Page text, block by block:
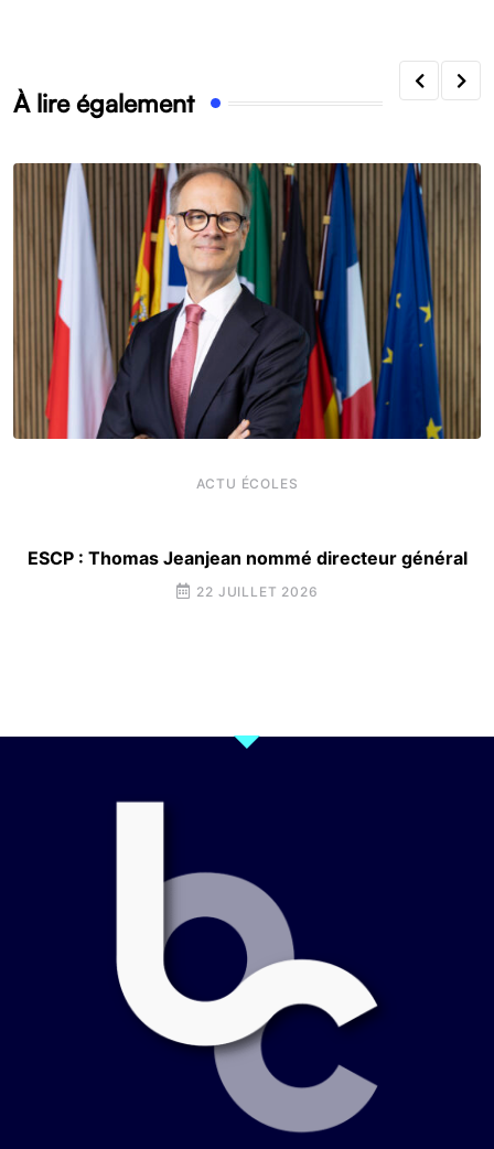
À lire également
ACTU ÉCOLES
ESCP : Thomas Jeanjean nommé directeur général
22 JUILLET 2026